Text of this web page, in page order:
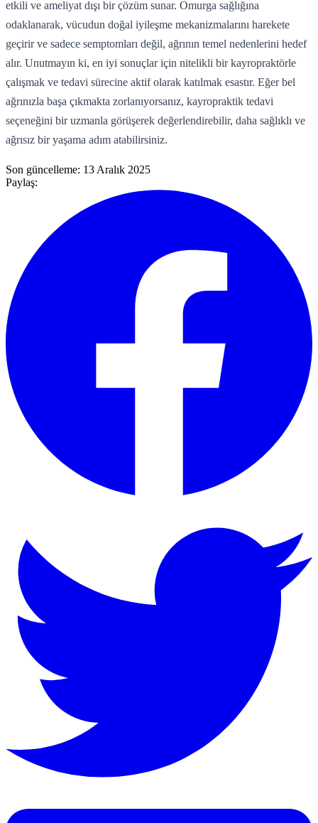
etkili ve ameliyat dışı bir çözüm sunar. Omurga sağlığına
odaklanarak, vücudun doğal iyileşme mekanizmalarını harekete
geçirir ve sadece semptomları değil, ağrının temel nedenlerini hedef
alır. Unutmayın ki, en iyi sonuçlar için nitelikli bir kayropraktörle
çalışmak ve tedavi sürecine aktif olarak katılmak esastır. Eğer bel
ağrınızla başa çıkmakta zorlanıyorsanız, kayropraktik tedavi
seçeneğini bir uzmanla görüşerek değerlendirebilir, daha sağlıklı ve
ağrısız bir yaşama adım atabilirsiniz.
Son güncelleme: 13 Aralık 2025
Paylaş: